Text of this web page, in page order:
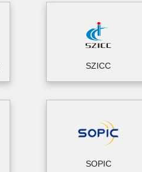
SZICC
SOPIC